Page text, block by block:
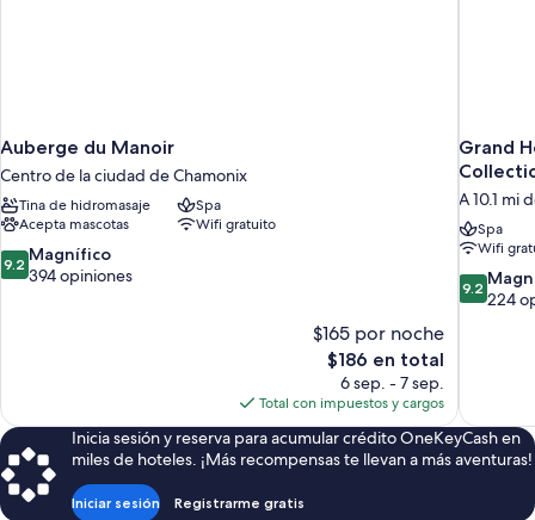
Auberge du Manoir
Centro de la ciudad de Chamonix
Tina de hidromasaje
Spa
Acepta mascotas
Wifi gratuito
9.2
de
9.2 Magnífico
394 opiniones
$165 por noche
El
precio
actual
es
de
$186
$186 en total
6 sep. - 7 sep.
Total con impuestos y cargos
Grand
A 10.1 mi
Spa
Wifi
9.2
de
9.2
224
Inicia sesión y reserva para acumular crédito OneKeyCash en
miles de hoteles. ¡Más recompensas te llevan a más aventuras!
Iniciar sesión Registrarme gratis